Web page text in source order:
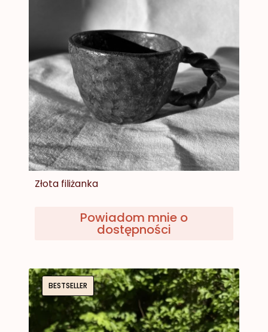
Złota filiżanka
Powiadom mnie o
dostępności
BESTSELLER